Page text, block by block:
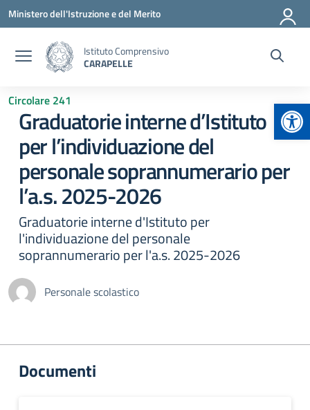
Vai ai contenuti
Vai al menu di navigazione
Vai al footer
Ministero dell'Istruzione e del Merito
Istituto Comprensivo
CARAPELLE
Circolare 241
Graduatorie interne d’Istituto
per l’individuazione del
personale soprannumerario per
l’a.s. 2025-2026
Graduatorie interne d'Istituto per
l'individuazione del personale
soprannumerario per l'a.s. 2025-2026
Personale scolastico
Documenti